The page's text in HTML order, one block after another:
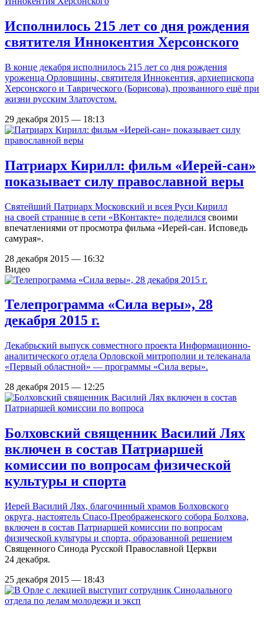
Исполнилось 215 лет со дня рождения
святителя Иннокентия Херсонского
В конце декабря исполнилось 215 лет со дня рождения
уроженца Орловщины, святителя Иннокентия, архиепископа
Херсонского и Таврического (Борисова), прозванного ещё при
жизни русским Златоустом.
29 декабря 2015 — 18:13
Патриарх Кирилл: фильм «Иерей-сан»
показывает силу православной веры
Святейший Патриарх Московский и всея Руси Кирилл
на своей странице в сети «ВКонтакте» поделился своими
впечатлениями от просмотра фильма «Иерей-сан. Исповедь
самурая».
28 декабря 2015 — 16:32
Видео
Телепрограмма «Сила веры», 28
декабря 2015 г.
Декабрьский выпуск совместного проекта Информационно-
аналитического отдела Орловской митрополии и телеканала
«Первый областной» — программы «Сила веры».
28 декабря 2015 — 12:25
Болховский священник Василий Лях
включен в состав Патриаршей
комиссии по вопросам физической
культуры и спорта
Иерей Василий Лях, благочинный храмов Болховского
округа, настоятель Спасо-Преображенского собора Болхова,
включен в состав Патриаршей комиссии по вопросам
физической культуры и спорта, образованной решением
Священного Синода Русской Православной Церкви
24 декабря.
25 декабря 2015 — 18:43